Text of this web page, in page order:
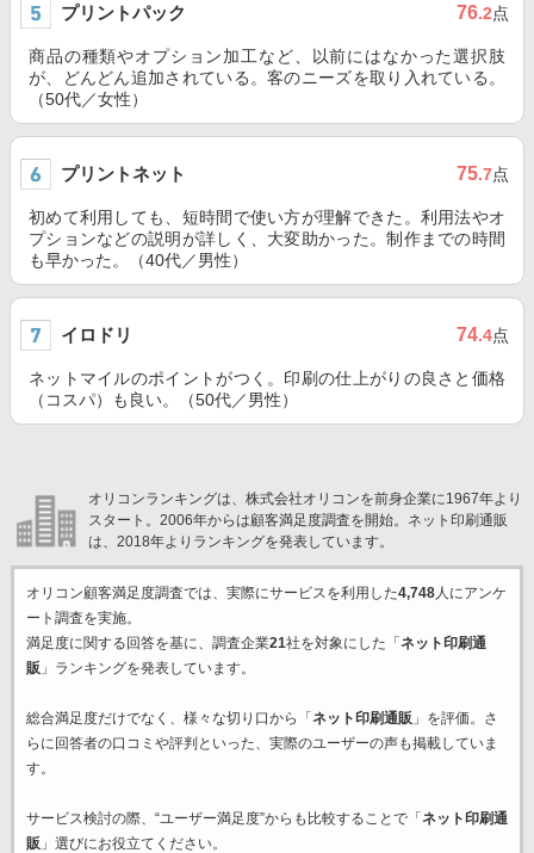
プリントパック 76.2点
商品の種類やオプション加工など、以前にはなかった選択肢
が、どんどん追加されている。客のニーズを取り入れている。
（50代／女性）
プリントネット 75.7点
初めて利用しても、短時間で使い方が理解できた。利用法やオ
プションなどの説明が詳しく、大変助かった。制作までの時間
も早かった。（40代／男性）
イロドリ 74.4点
ネットマイルのポイントがつく。印刷の仕上がりの良さと価格
（コスパ）も良い。（50代／男性）
オリコンランキングは、株式会社オリコンを前身企業に1967年より
スタート。2006年からは顧客満足度調査を開始。ネット印刷通販
は、2018年よりランキングを発表しています。
オリコン顧客満足度調査では、実際にサービスを利用した4,748人にアンケ
ート調査を実施。
満足度に関する回答を基に、調査企業21社を対象にした「 ネット印刷通
販 」ランキングを発表しています。
総合満足度だけでなく、様々な切り口から「 ネット印刷通販 」を評価。さ
らに回答者の口コミや評判といった、実際のユーザーの声も掲載していま
す。
サービス検討の際、“ユーザー満足度”からも比較することで「 ネット印刷通
販 」選びにお役立てください。